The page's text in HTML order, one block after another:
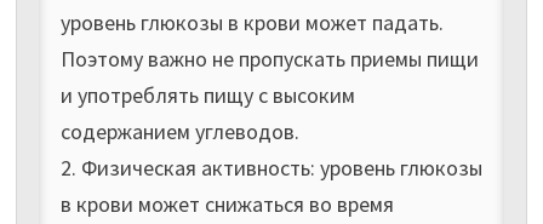
уровень глюкозы в крови может падать.
Поэтому важно не пропускать приемы пищи
и употреблять пищу с высоким
содержанием углеводов.
2. Физическая активность: уровень глюкозы
в крови может снижаться во время